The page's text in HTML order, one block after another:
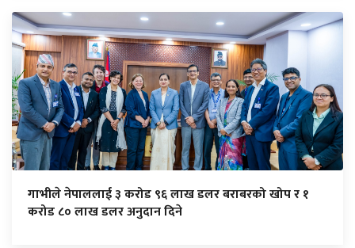
गाभीले नेपाललाई ३ करोड ९६ लाख डलर बराबरको खोप र १
करोड ८० लाख डलर अनुदान दिने